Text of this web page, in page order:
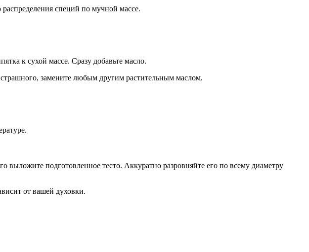
специй по мучной массе.
к сухой массе. Сразу добавьте масло.
замените любым другим растительным маслом.
выложите подготовленное тесто. Аккуратно разровняйте его по всему диаметру
от вашей духовки.